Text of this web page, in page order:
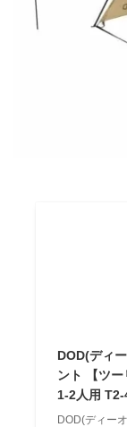
DOD(ディ
ント 【ツ
1-2人用
DOD(ディー